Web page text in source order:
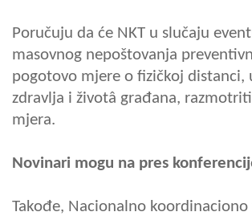
Poručuju da će NKT u slučaju
masovnog nepoštovanja
pogotovo mjere o fizičkoj distanci,
zdravlja i životâ građana,
mjera.
Novinari mogu na pres
Takođe, Nacionalno